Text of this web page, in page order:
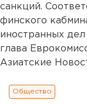
санкций.
финского
иностранных
глава
Азиатские
Общество